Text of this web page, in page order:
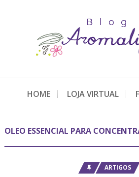
HOME LOJA VIRTUAL
OLEO ESSENCIAL PARA
ARTIGOS